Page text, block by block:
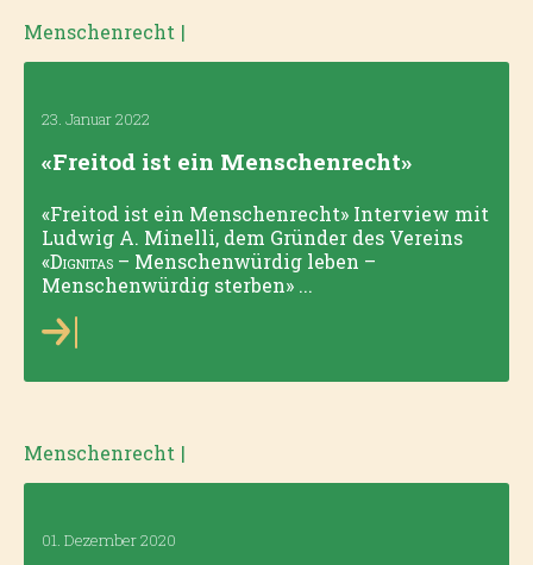
Menschenrecht |
23. Januar 2022
«Freitod ist ein Menschenrecht»
«Freitod ist ein Menschenrecht» Interview mit
Ludwig A. Minelli, dem Gründer des Vereins
«Dignitas– Menschenwürdig leben –
Menschenwürdig sterben» ...
Menschenrecht |
01. Dezember 2020